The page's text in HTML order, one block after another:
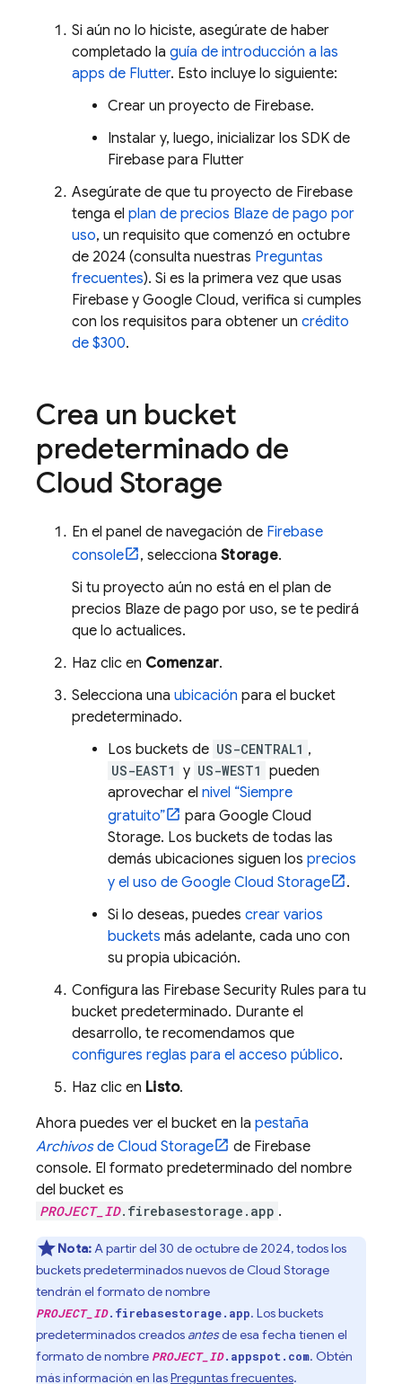
Si aún no lo hiciste, asegúrate de haber
completado la guía de introducción a las
apps de Flutter. Esto incluye lo siguiente:
Crear un proyecto de Firebase.
Instalar y, luego, inicializar los SDK de
Firebase para Flutter
Asegúrate de que tu proyecto de Firebase
tenga el plan de precios Blaze de pago por
uso, un requisito que comenzó en octubre
de 2024 (consulta nuestras Preguntas
frecuentes). Si es la primera vez que usas
Firebase y Google Cloud, verifica si cumples
con los requisitos para obtener un crédito
de $300.
Crea un bucket
predeterminado de
Cloud Storage
En el panel de navegación de Firebase
console
, selecciona Storage.
Si tu proyecto aún no está en el plan de
precios Blaze de pago por uso, se te pedirá
que lo actualices.
Haz clic en Comenzar.
Selecciona una ubicación para el bucket
predeterminado.
Los buckets de US-CENTRAL1 ,
US-EAST1 y US-WEST1 pueden
aprovechar el nivel “Siempre
gratuito”
para Google Cloud
Storage. Los buckets de todas las
demás ubicaciones siguen los precios
y el uso de Google Cloud Storage
.
Si lo deseas, puedes crear varios
buckets más adelante, cada uno con
su propia ubicación.
Configura las Firebase Security Rules para tu
bucket predeterminado. Durante el
desarrollo, te recomendamos que
configures reglas para el acceso público.
Haz clic en Listo.
Ahora puedes ver el bucket en la pestaña
Archivosde Cloud Storage de Firebase
console. El formato predeterminado del nombre
del bucket es
PROJECT_ID.firebasestorage.app .
Nota:A partir del30 de octubre de 2024, todos los
buckets predeterminados nuevos de Cloud Storage
tendrán el formato de nombre
PROJECT_ID.firebasestorage.app. Los buckets
predeterminados creados antesde esa fecha tienen el
formato de nombre PROJECT_ID.appspot.com. Obtén
más información en lasPreguntas frecuentes.